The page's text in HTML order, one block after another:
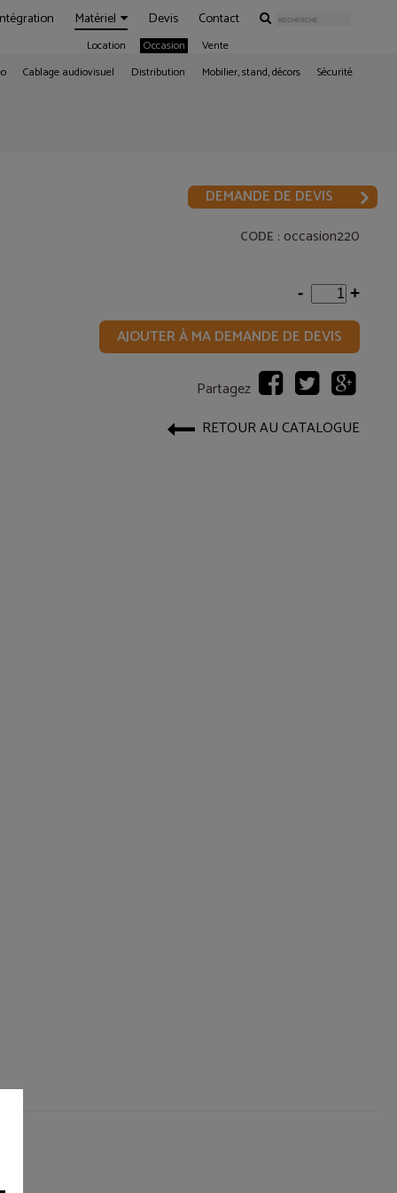
Matériel
Location Occasion Vente
Devis Contact
Cablage audiovisuel Distribution Mobilier, stand, décors Sécurité
DEMANDE DE DEVIS
CODE : occasion220
- +
AJOUTER À MA DEMANDE DE DEVIS
Partagez
RETOUR AU CATALOGUE